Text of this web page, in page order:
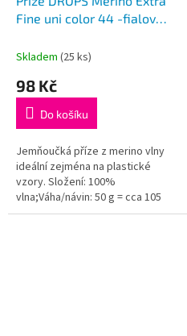
Fine uni color 44 -fialová
Skladem (25 ks)
98 Kč
Do košíku
Jemňoučká příze z merino vlny
ideální zejména na plastické
vzory. Složení: 100%
vlna;Váha/návin: 50 g = cca 105
metrů;Doporučená síla jehlic: 4